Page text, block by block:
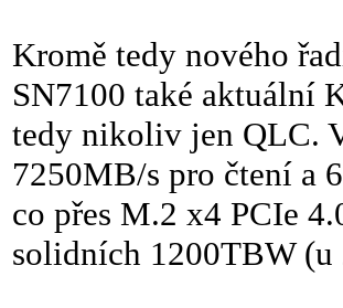
Kromě tedy nového
SN7100 také aktuální
tedy nikoliv jen QLC.
7250MB/s pro čtení a
co přes M.2 x4 PCIe
solidních 1200TBW